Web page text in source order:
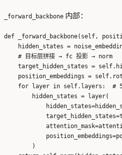
_forward_backbone 内部：
def _forward_backbone(self,
hidden_states =
    # 目标层拼接 → fc 投影 → norm
target_hidden_states =
position_embeddings =
for layer in self.layers:  #
        hidden_states = layer(
        )